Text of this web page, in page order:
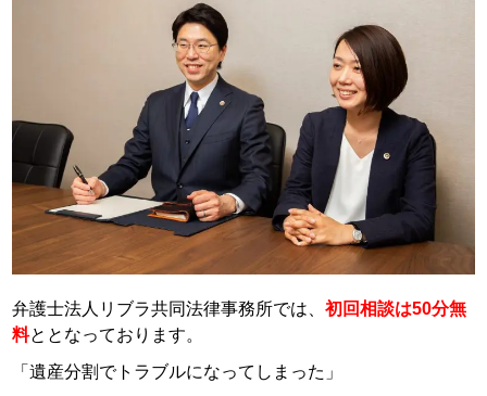
弁護士法人リブラ共同法律事務所では、初回相談は50分無
料ととなっております。
「遺産分割でトラブルになってしまった」